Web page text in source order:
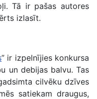
Tā ir pašas autores
izlasīt.
” ir izpelnījies konkursa
un debijas balvu. Tas
cilvēku dzīves
satiekam draugus,